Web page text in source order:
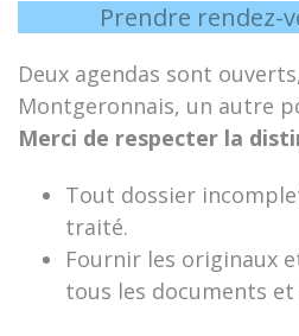
Prendre rendez-
Deux agendas sont
Montgeronnais, un autre
Merci de respecter la
Tout dossier
traité.
Fournir les originaux
tous les documents